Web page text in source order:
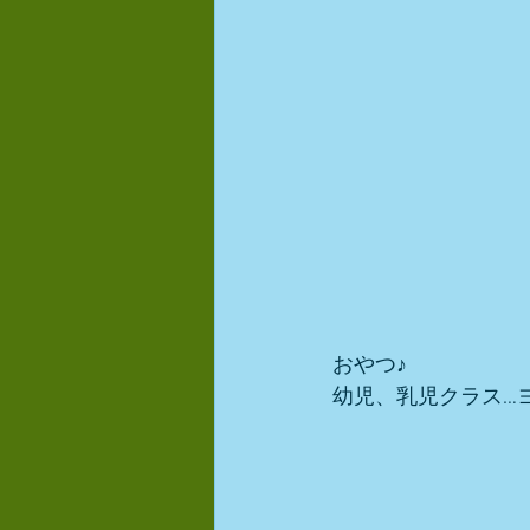
おやつ♪
幼児、乳児クラス…